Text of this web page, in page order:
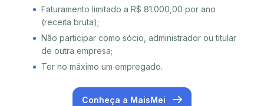
Faturamento limitado a R$ 81.000,00 por ano
(receita bruta);
Não participar como sócio, administrador ou titular
de outra empresa;
Ter no máximo um empregado.
Conheça a MaisMei